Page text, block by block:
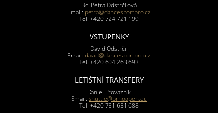
Bc. Petra Odstrčilová
Email: petra@dancesportpro.cz
Tel: +420 724 721 199
VSTUPENKY
David Odstrčil
Email: david@dancesportpro.cz
Tel: +420 604 263 693
LETIŠTNÍ TRANSFERY
Daniel Provazník
Email: shuttle@brnoopen.eu
Tel: +420 731 651 688